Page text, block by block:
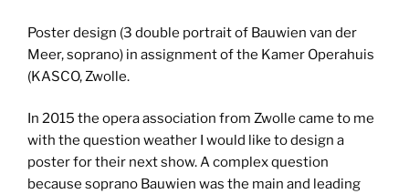
Poster design (3 double portrait of Bauwien van der
Meer, soprano) in assignment of the Kamer Operahuis
(KASCO, Zwolle.
In 2015 the opera association from Zwolle came to me
with the question weather I would like to design a
poster for their next show. A complex question
because soprano Bauwien was the main and leading